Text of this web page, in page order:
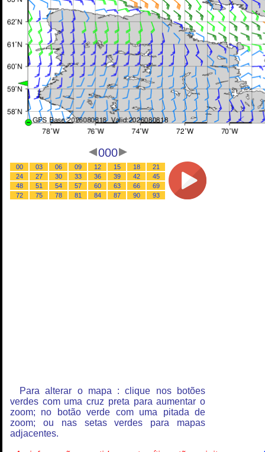
000
00 03 06 09 12 15 18
21
24
27 30 33 36 39 42
45
48
51 54 57 60 63 66
69
72
75 78 81 84 87 90 93
Para alterar o mapa : clique nos botões
verdes com uma cruz preta para aumentar o
zoom; no botão verde com uma pitada de
zoom; ou nas setas verdes para mapas
adjacentes.